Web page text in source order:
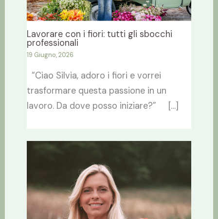
Lavorare con i fiori: tutti gli sbocchi
professionali
19 Giugno, 2026
“Ciao Silvia, adoro i fiori e vorrei
trasformare questa passione in un
lavoro. Da dove posso iniziare?” […]